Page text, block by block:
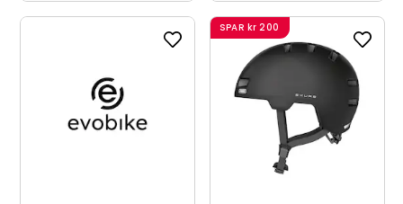
SPAR kr 200